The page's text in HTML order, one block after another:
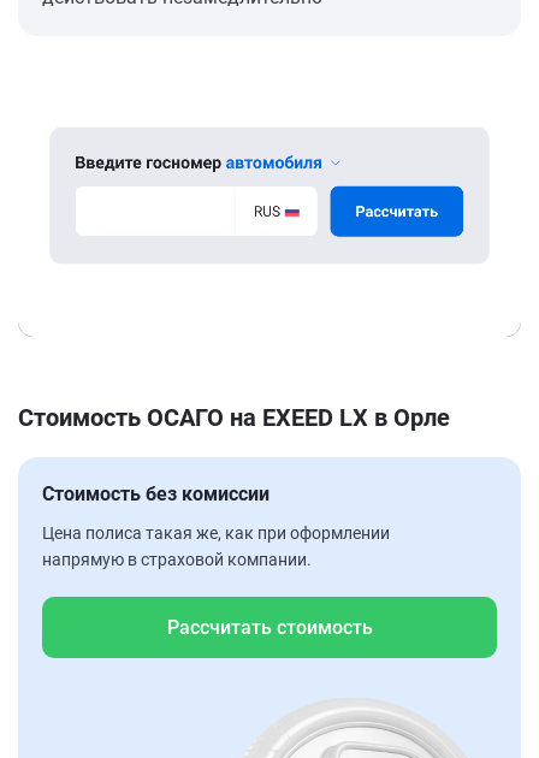
Стоимость ОСАГО на EXEED LX в Орле
Стоимость без комиссии
Цена полиса такая же, как при оформлении
напрямую в страховой компании.
Рассчитать стоимость